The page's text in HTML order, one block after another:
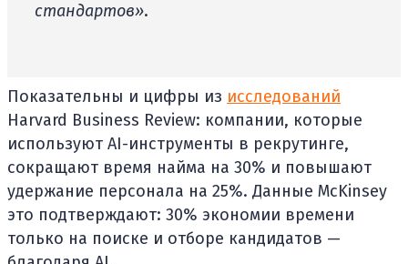
стандартов».
Показательны и цифры из исследований
Harvard Business Review: компании, которые
используют AI-инструменты в рекрутинге,
сокращают время найма на 30% и повышают
удержание персонала на 25%. Данные McKinsey
это подтверждают: 30% экономии времени
только на поиске и отборе кандидатов —